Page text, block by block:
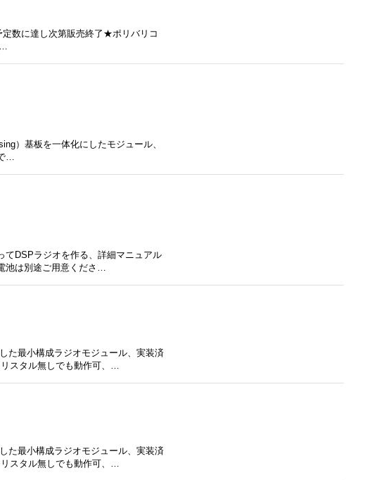
数に達し次第販売終了★ポリバリコ
…
）基板を一体化にしたモジュール、
…
てDSPラジオを作る、詳細マニュアル
池は別途ご用意くださ…
た最小構成ラジオモジュール、実装済
スタル無しでも動作可、…
た最小構成ラジオモジュール、実装済
スタル無しでも動作可、…